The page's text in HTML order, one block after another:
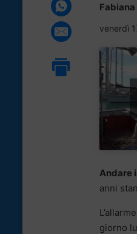
venerdì
Andare
anni
giorno